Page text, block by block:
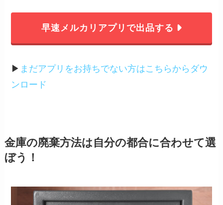
早速メルカリアプリで出品する
▶︎ まだアプリをお持ちでない方はこちらからダウ
ンロード
金庫の廃棄方法は自分の都合に合わせて選
ぼう！